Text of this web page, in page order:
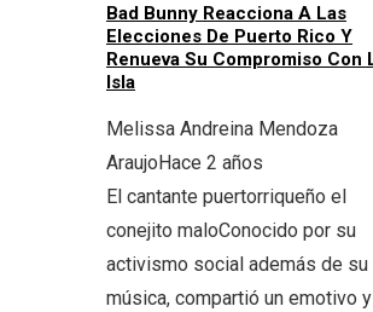
Bad Bunny Reacciona A Las
Elecciones De Puerto Rico Y
Renueva Su Compromiso Con
Isla
Melissa Andreina Mendoza
AraujoHace 2 años
El cantante puertorriqueño el
conejito maloConocido por su
activismo social además de su
música, compartió un emotivo y